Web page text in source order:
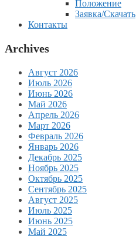
Положение
Заявка/Скачать
Контакты
Archives
Август 2026
Июль 2026
Июнь 2026
Май 2026
Апрель 2026
Март 2026
Февраль 2026
Январь 2026
Декабрь 2025
Ноябрь 2025
Октябрь 2025
Сентябрь 2025
Август 2025
Июль 2025
Июнь 2025
Май 2025